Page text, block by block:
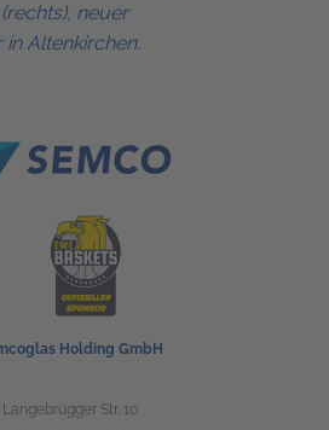
neuer
Altenkirchen.
Holding GmbH
Langebrügger Str. 10